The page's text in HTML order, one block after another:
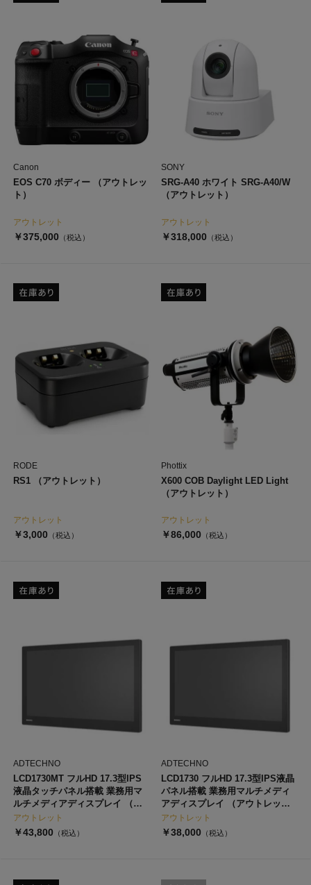
アウトレット
Canon
EOS C70 ボディー （アウトレッ
ト）
￥375,000 （税込）
アウトレット
SONY
SRG-A40 ホワイト SRG-A40/W
（アウトレット）
￥318,000 （税込）
アウトレット
RODE
RS1 （アウトレット）
￥3,000 （税込）
アウトレット
Phottix
X600 COB Daylight LED Light
（アウトレット）
￥86,000 （税込）
アウトレット
ADTECHNO
LCD1730MT フルHD 17.3型IPS
液晶タッチパネル搭載 業務用マ
ルチメディアディスプレイ （ア
ウトレット）
￥43,800 （税込）
アウトレット
ADTECHNO
LCD1730 フルHD 17.3型IPS液晶
パネル搭載 業務用マルチメディ
アディスプレイ （アウトレッ
ト）
￥38,000 （税込）